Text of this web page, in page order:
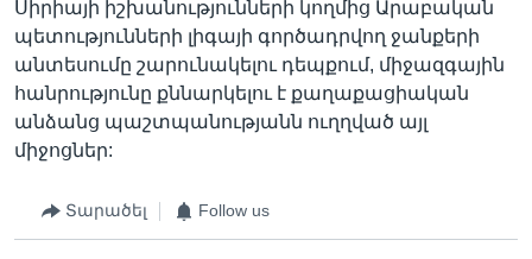
Սիրիայի իշխանությունների կողմից Արաբական
պետությունների լիգայի գործադրվող ջանքերի
անտեսումը շարունակելու դեպքում, միջազգային
հանրությունը քննարկելու է քաղաքացիական
անձանց պաշտպանությանն ուղղված այլ
միջոցներ:
Տարածել Follow us